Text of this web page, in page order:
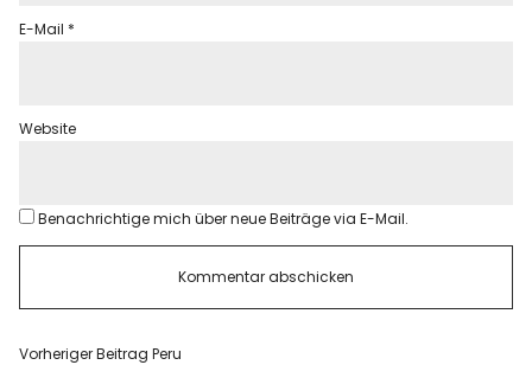
E-Mail *
Website
Benachrichtige mich über neue Beiträge via E-Mail.
Vorheriger Beitrag Peru